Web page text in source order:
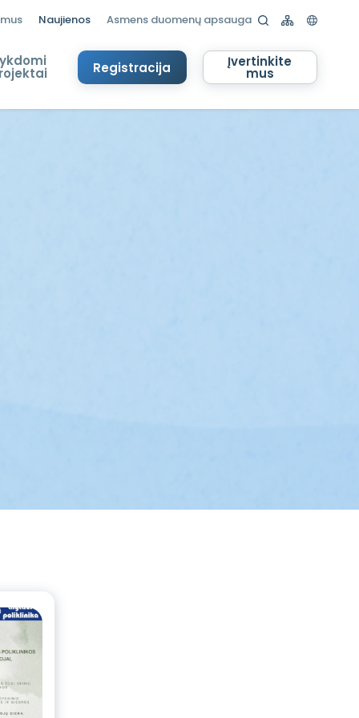
Naujienos Asmens duomenų apsauga
Registracija Įvertinkite
mus